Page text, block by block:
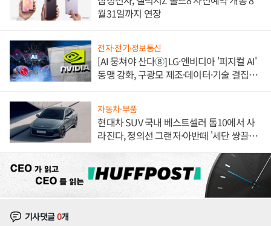
월31일까지 연장
전자·전기·정보통신
[AI 뭉쳐야 산다⑧] LG·엔비디아 '피지컬 AI'
동맹 강화, 구광모 제조·데이터·기술 결집
자동차·부품
현대차 SUV 국내 베스트셀러 톱10에서 사
라진다, 정의선 그랜저·아반떼 '세단 쌍끌
기사댓글0개